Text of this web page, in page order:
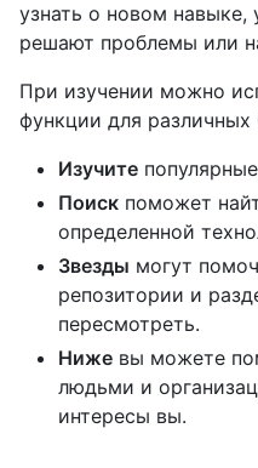
узнать о новом навыке,
решают проблемы или
При изучении можно
функции для различных
Изучите
Поиск поможет
определенной
Звезды могут
репозитории и
пересмотреть.
Ниже вы можете
людьми и
интересы вы.